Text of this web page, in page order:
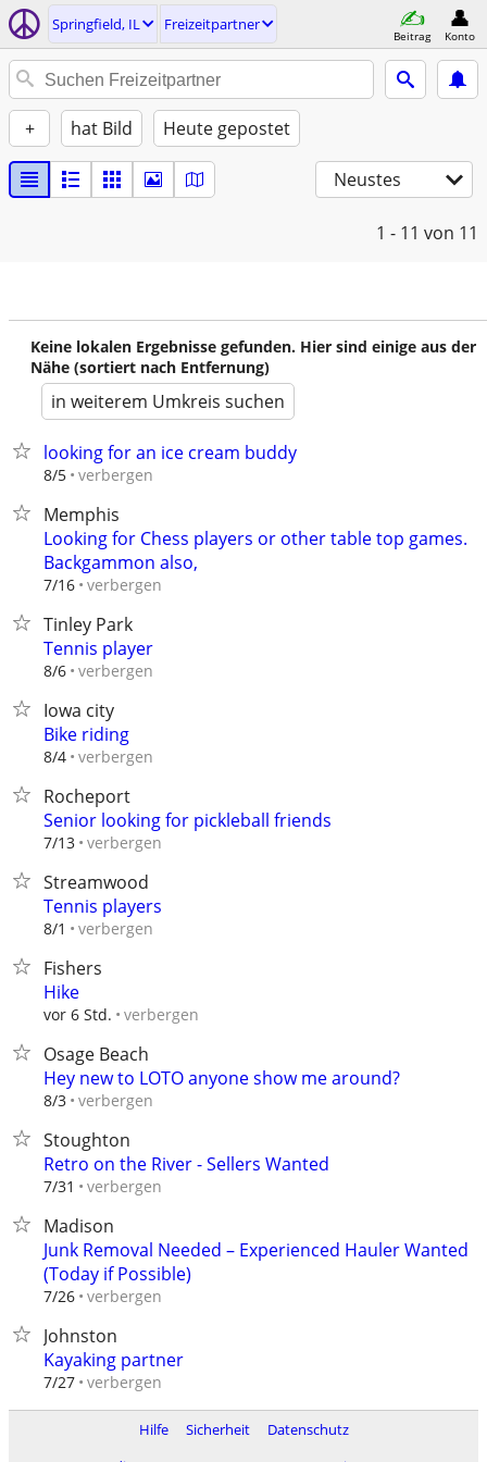
Springfield, IL Freizeitpartner
Beitrag Konto
+ hat Bild Heute gepostet
Neustes
1 - 11 von 11
Keine lokalen Ergebnisse gefunden. Hier sind einige aus der
Nähe (sortiert nach Entfernung)
in weiterem Umkreis suchen
looking for an ice cream buddy
8/5 verbergen
Memphis
Looking for Chess players or other table top games.
Backgammon also,
7/16 verbergen
Tinley Park
Tennis player
8/6 verbergen
Iowa city
Bike riding
8/4 verbergen
Rocheport
Senior looking for pickleball friends
7/13 verbergen
Streamwood
Tennis players
8/1 verbergen
Fishers
Hike
vor 6 Std. verbergen
Osage Beach
Hey new to LOTO anyone show me around?
8/3 verbergen
Stoughton
Retro on the River - Sellers Wanted
7/31 verbergen
Madison
Junk Removal Needed – Experienced Hauler Wanted
(Today if Possible)
7/26 verbergen
Johnston
Kayaking partner
7/27 verbergen
Hilfe Sicherheit
Datenschutz